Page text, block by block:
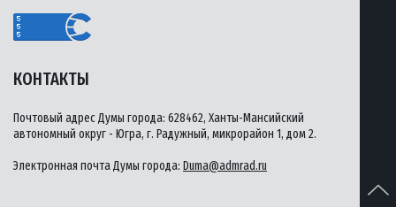
КОНТАКТЫ
Почтовый адрес Думы города: 628462, Ханты-Мансийский
автономный округ - Югра, г. Радужный, микрорайон 1, дом 2.
Электронная почта Думы города: Duma@admrad.ru